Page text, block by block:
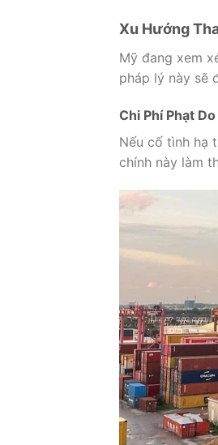
Xu Hướng
Mỹ đang xem
pháp lý này sẽ
Chi Phí Phạt
Nếu cố tình hạ
chính này làm